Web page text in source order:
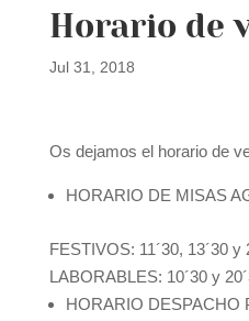
Horario de
Jul 31, 2018
Os dejamos el horario de
HORARIO DE MISAS
FESTIVOS: 11´30, 13´30 y
LABORABLES: 10´30 y
HORARIO DESPACHO